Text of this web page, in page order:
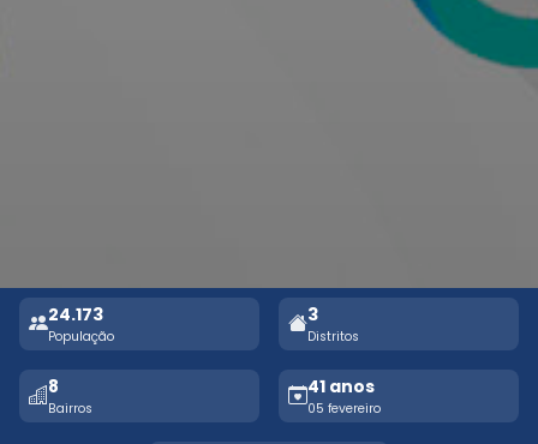
24.173
População
3
Distritos
8
Bairros
41 anos
05 fevereiro